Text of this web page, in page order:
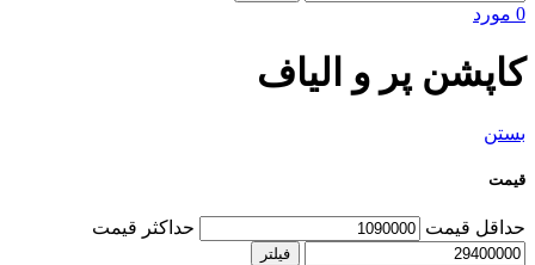
0 مورد
کاپشن پر و الیاف
بستن
قیمت
حداقل قیمت حداکثر قیمت
فیلتر